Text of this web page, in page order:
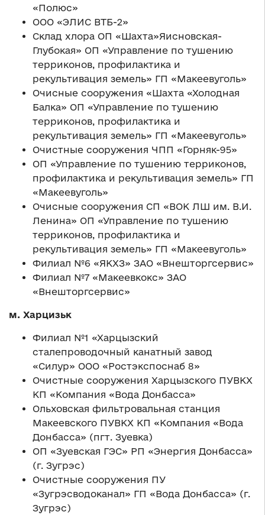
«Полюс»
ООО «ЭЛИС ВТБ-2»
Склад хлора ОП «Шахта»Яисновская-
Глубокая» ОП «Управление по тушению
терриконов, профилактика и
рекультивация земель» ГП «Макеевуголь»
Очисные сооружения «Шахта «Холодная
Балка» ОП «Управление по тушению
терриконов, профилактика и
рекультивация земель» ГП «Макеевуголь»
Очистные сооружения ЧПП «Горняк-95»
ОП «Управление по тушению терриконов,
профилактика и рекультивация земель» ГП
«Макеевуголь»
Очисные сооружения СП «ВОК ЛШ им. В.И.
Ленина» ОП «Управление по тушению
терриконов, профилактика и
рекультивация земель» ГП «Макеевуголь»
Филиал №6 «ЯКХЗ» ЗАО «Внешторгсервис»
Филиал №7 «Макеевкокс» ЗАО
«Внешторгсервис»
м. Харцизьк
Филиал №1 «Харцызский
сталепроводочный канатный завод
«Силур» ООО «Ростэкспоснаб 8»
Очистные сооружения Харцызского ПУВКХ
КП «Компания «Вода Донбасса»
Ольховская фильтровальная станция
Макеевского ПУВКХ КП «Компания «Вода
Донбасса» (пгт. Зуевка)
ОП «Зуевская ГЭС» РП «Энергия Донбасса»
(г. Зугрэс)
Очистные сооружения ПУ
«Зугрэсводоканал» ГП «Вода Донбасса» (г.
Зугрэс)